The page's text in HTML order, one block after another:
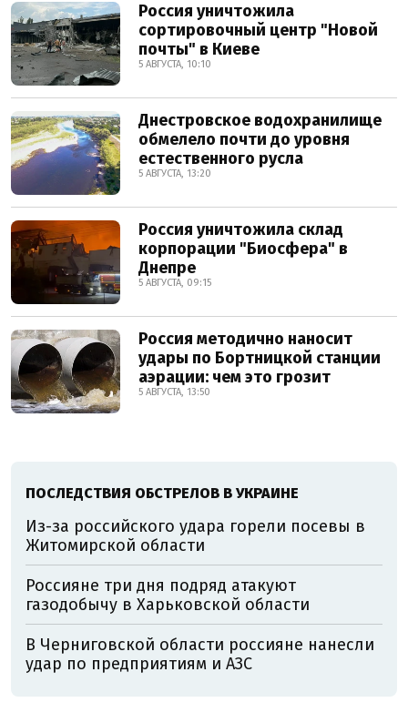
Россия уничтожила
сортировочный центр "Новой
почты" в Киеве
5 АВГУСТА, 10:10
Днестровское водохранилище
обмелело почти до уровня
естественного русла
5 АВГУСТА, 13:20
Россия уничтожила склад
корпорации "Биосфера" в
Днепре
5 АВГУСТА, 09:15
Россия методично наносит
удары по Бортницкой станции
аэрации: чем это грозит
5 АВГУСТА, 13:50
ПОСЛЕДСТВИЯ ОБСТРЕЛОВ В УКРАИНЕ
Из-за российского удара горели посевы в
Житомирской области
Россияне три дня подряд атакуют
газодобычу в Харьковской области
В Черниговской области россияне нанесли
удар по предприятиям и АЗС